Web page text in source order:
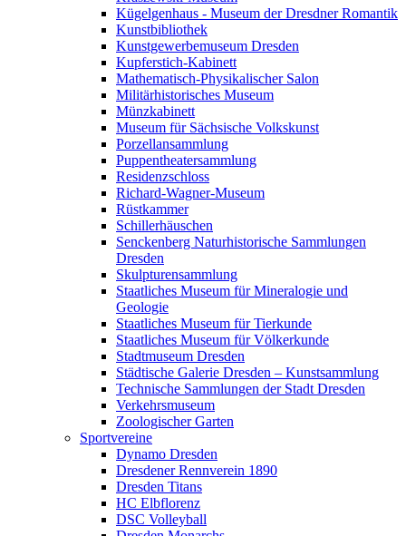
Kügelgenhaus - Museum der Dresdner Romantik
Kunstbibliothek
Kunstgewerbemuseum Dresden
Kupferstich-Kabinett
Mathematisch-Physikalischer Salon
Militärhistorisches Museum
Münzkabinett
Museum für Sächsische Volkskunst
Porzellansammlung
Puppentheatersammlung
Residenzschloss
Richard-Wagner-Museum
Rüstkammer
Schillerhäuschen
Senckenberg Naturhistorische Sammlungen
Dresden
Skulpturensammlung
Staatliches Museum für Mineralogie und
Geologie
Staatliches Museum für Tierkunde
Staatliches Museum für Völkerkunde
Stadtmuseum Dresden
Städtische Galerie Dresden – Kunstsammlung
Technische Sammlungen der Stadt Dresden
Verkehrsmuseum
Zoologischer Garten
Sportvereine
Dynamo Dresden
Dresdener Rennverein 1890
Dresden Titans
HC Elbflorenz
DSC Volleyball